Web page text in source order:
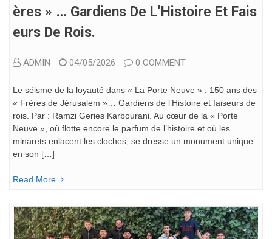
Ères » … Gardiens De L’Histoire Et Fais
Eurs De Rois.
ADMIN 04/05/2026 0 COMMENT
Le séisme de la loyauté dans « La Porte Neuve » : 150 ans des
« Frères de Jérusalem »… Gardiens de l’Histoire et faiseurs de
rois. Par : Ramzi Geries Karbourani. Au cœur de la « Porte
Neuve », où flotte encore le parfum de l’histoire et où les
minarets enlacent les cloches, se dresse un monument unique
en son […]
Read More